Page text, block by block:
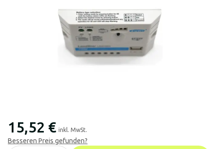
15,52 € inkl. MwSt.
Besseren Preis gefunden?